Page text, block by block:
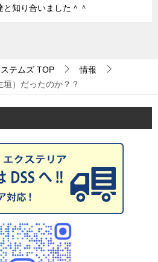
知り合いました＾＾
テムズ TOP
情報
垣）だったのか？？